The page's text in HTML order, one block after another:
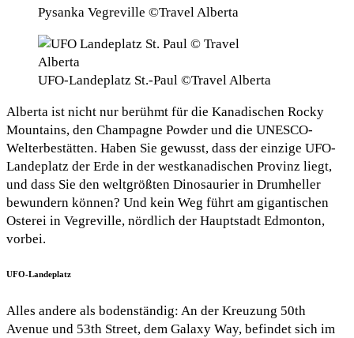
Pysanka Vegreville ©Travel Alberta
UFO-Landeplatz St.-Paul ©Travel Alberta
Alberta ist nicht nur berühmt für die Kanadischen Rocky
Mountains, den Champagne Powder und die UNESCO-
Welterbestätten. Haben Sie gewusst, dass der einzige UFO-
Landeplatz der Erde in der westkanadischen Provinz liegt,
und dass Sie den weltgrößten Dinosaurier in Drumheller
bewundern können? Und kein Weg führt am gigantischen
Osterei in Vegreville, nördlich der Hauptstadt Edmonton,
vorbei.
UFO-Landeplatz
Alles andere als bodenständig: An der Kreuzung 50th
Avenue und 53th Street, dem Galaxy Way, befindet sich im